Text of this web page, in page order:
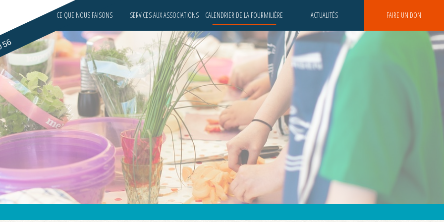
CE QUE NOUS FAISONS SERVICES AUX ASSOCIATIONS CALENDRIER DE LA FOURMILIÈRE ACTUALITÉS FAIRE UN DON